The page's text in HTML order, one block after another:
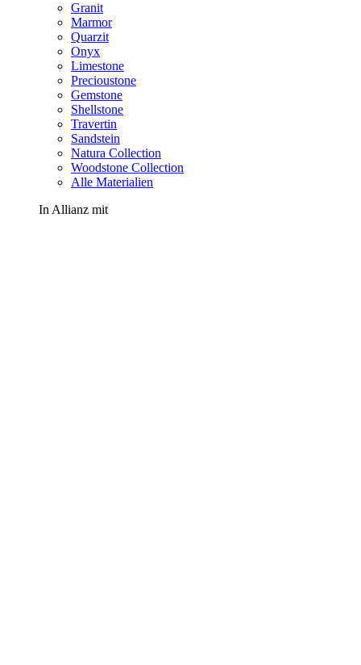
Granit
Marmor
Quarzit
Onyx
Limestone
Precioustone
Gemstone
Shellstone
Travertin
Sandstein
Natura Collection
Woodstone Collection
Alle Materialien
In Allianz mit